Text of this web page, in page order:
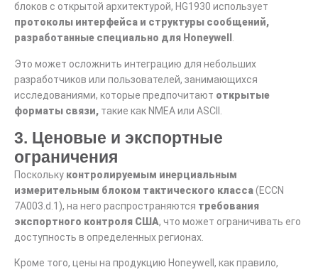
блоков с открытой архитектурой, HG1930 использует
протоколы интерфейса и структуры сообщений,
разработанные специально для Honeywell .
Это может осложнить интеграцию для небольших
разработчиков или пользователей, занимающихся
исследованиями, которые предпочитают открытые
форматы связи, такие как NMEA или ASCII.
3. Ценовые и экспортные
ограничения
Поскольку контролируемым инерциальным
измерительным блоком тактического класса(ECCN
7A003.d.1), на него распространяются требования
экспортного контроля США, что может ограничивать его
доступность в определенных регионах.
Кроме того, цены на продукцию Honeywell, как правило,